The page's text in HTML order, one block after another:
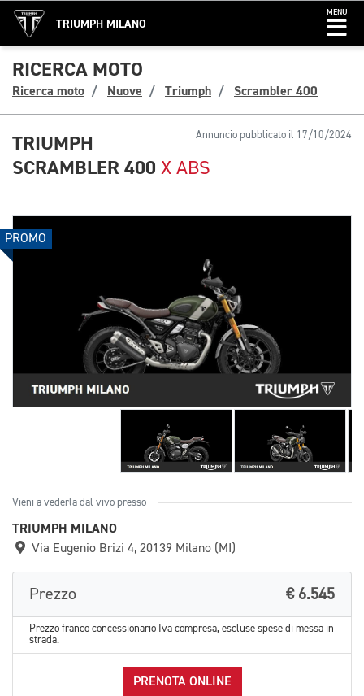
TRIUMPH MILANO
MENU
RICERCA MOTO
Ricerca moto Nuove Triumph Scrambler 400
Annuncio pubblicato il 17/10/2024
TRIUMPH
SCRAMBLER 400 X ABS
PROMO
Vieni a vederla dal vivo presso
TRIUMPH MILANO
Via Eugenio Brizi 4, 20139 Milano (MI)
Prezzo € 6.545
Prezzo franco concessionario Iva compresa, escluse spese di messa in
strada.
PRENOTA ONLINE